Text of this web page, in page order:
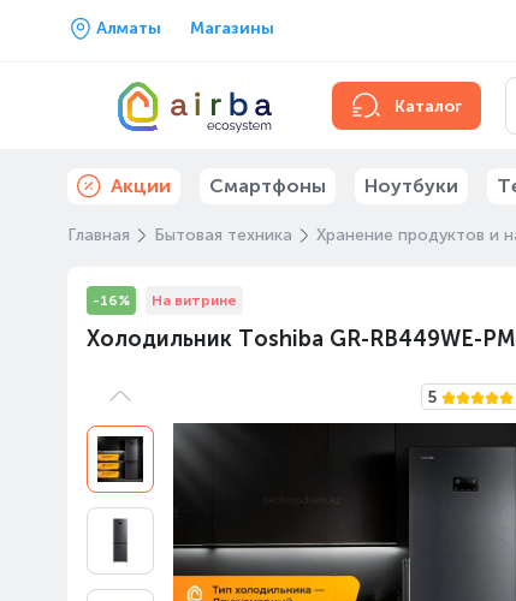
Алматы Магазины
Каталог
Акции Смартфоны Ноутбуки
Главная Бытовая техника Хранение продуктов и
-16% На витрине
Холодильник Toshiba GR-RB449WE-
5